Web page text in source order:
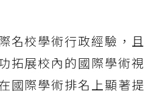
名校學術行政經驗，且
拓展校內的國際學術視
國際學術排名上顯著提